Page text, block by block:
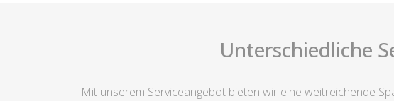
Unterschiedliche
Mit unserem Serviceangebot bieten wir eine weitreichende